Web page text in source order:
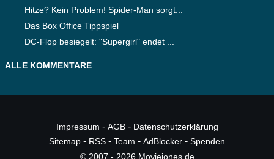
Hitze? Kein Problem! Spider-Man sorgt...
Das Box Office Tippspiel
DC-Flop besiegelt: "Supergirl" endet ...
ALLE KOMMENTARE
Impressum - AGB- Datenschutzerklärung
Sitemap - RSS - Team - AdBlocker - Spenden
© 2007 - 2026 Moviejones.de